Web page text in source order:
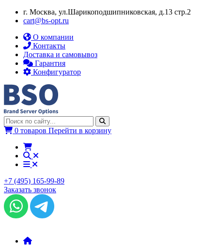
г. Москва, ул.​​Шарикоподшипниковская, д.13 стр.2
cart@bs-opt.ru
О компании
Контакты
Доставка и самовывоз
Гарантия
Конфигуратор
0 товаров Перейти в корзину
+7 (495) 165-99-89
Заказать звонок